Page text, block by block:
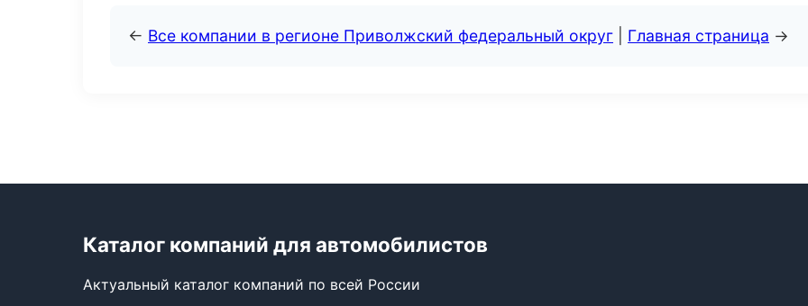
← Все компании в регионе Приволжский федеральный округ Главная страница →
Каталог компаний для автомобилистов
Актуальный каталог компаний по всей России